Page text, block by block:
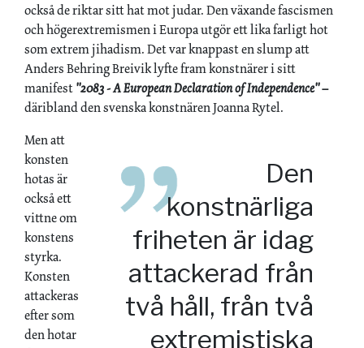
också de riktar sitt hat mot judar. Den växande fascismen
och högerextremismen i Europa utgör ett lika farligt hot
som extrem jihadism. Det var knappast en slump att
Anders Behring Breivik lyfte fram konstnärer i sitt
manifest"2083 - A European Declaration of Independence" –
däribland den svenska konstnären Joanna Rytel.
Den
konstnärliga
friheten är idag
attackerad från
två håll, från två
extremistiska
Men att
konsten
hotas är
också ett
vittne om
konstens
styrka.
Konsten
attackeras
efter som
den hotar